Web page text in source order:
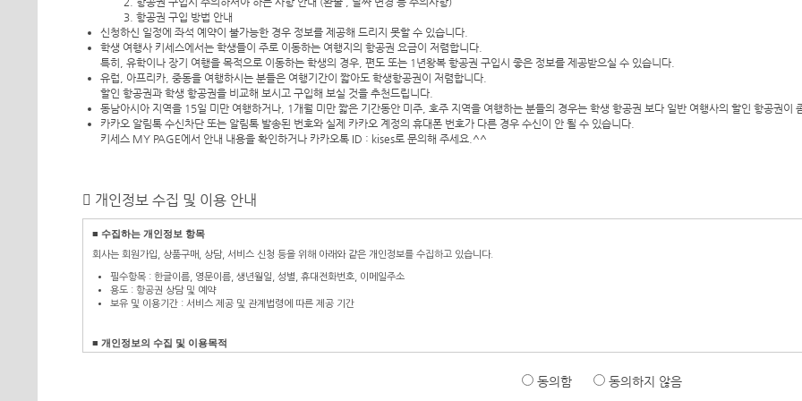
항공권 구입 방법 안내
신청하신 일정에 좌석 예약이 불가능한 경우 정보를 제공해 드리지 못할 수 있습니다.
학생 여행사 키세스에서는 학생들이 주로 이동하는 여행지의 항공권 요금이 저렴합니다.
특히, 유학이나 장기 여행을 목적으로 이동하는 학생의 경우, 편도 또는 1년왕복 항공권 구입시 좋은 정보를 제공받으실 수 있습니다.
유럽, 아프리카, 중동을 여행하시는 분들은 여행기간이 짧아도 학생항공권이 저렴합니다.
할인 항공권과 학생 항공권을 비교해 보시고 구입해 보실 것을 추천드립니다.
동남아시아 지역을 15일 미만 여행하거나, 1개월 미만 짧은 기간동안 미주, 호주 지역을 여행하는 분들의 경우는 학생 항공권 보다 일반 여행사의 할인 항공권이
카카오 알림톡 수신차단 또는 알림톡 발송된 번호와 실제 카카오 계정의 휴대폰 번호가 다른 경우 수신이 안 될 수 있습니다.
키세스 MY PAGE에서 안내 내용을 확인하거나 카카오톡 ID : kises로 문의해 주세요.^^
개인정보 수집 및 이용 안내
동의함 동의하지 않음